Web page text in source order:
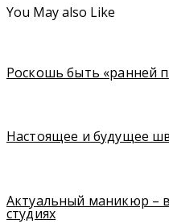
You May also Like
Роскошь быть «ранней
Настоящее и будущее
Актуальный маникюр –
студиях